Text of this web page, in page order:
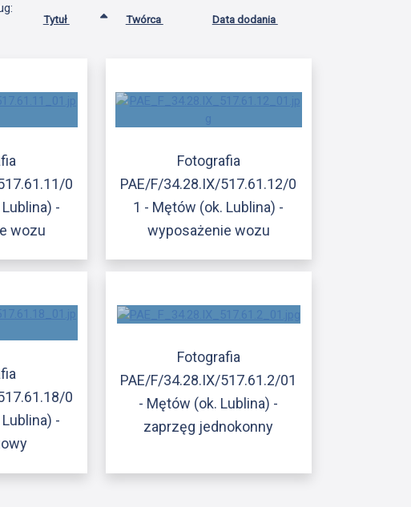
Tytuł Twórca Data dodania
0
-
wozu
Fotografia
PAE/F/34.28.IX/517.61.12/0
1 - Mętów (ok. Lublina) -
wyposażenie wozu
0
-
Fotografia
PAE/F/34.28.IX/517.61.2/01
- Mętów (ok. Lublina) -
zaprzęg jednokonny